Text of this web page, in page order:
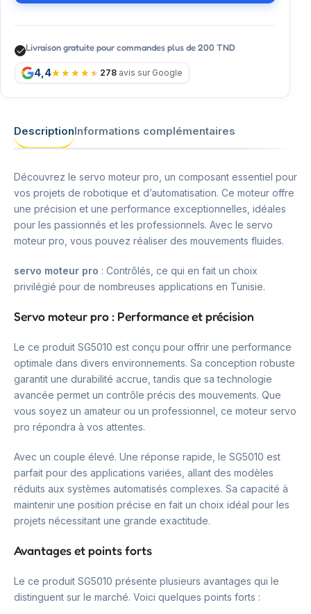
Livraison gratuite pour commandes plus de 200 TND
4,4 278 avis sur Google
DescriptionInformations complémentaires
Découvrez le servo moteur pro, un composant essentiel pour
vos projets de robotique et d’automatisation. Ce moteur offre
une précision et une performance exceptionnelles, idéales
pour les passionnés et les professionnels. Avec le servo
moteur pro, vous pouvez réaliser des mouvements fluides.
servo moteur pro : Contrôlés, ce qui en fait un choix
privilégié pour de nombreuses applications en Tunisie.
Servo moteur pro : Performance et précision
Le ce produit SG5010 est conçu pour offrir une performance
optimale dans divers environnements. Sa conception robuste
garantit une durabilité accrue, tandis que sa technologie
avancée permet un contrôle précis des mouvements. Que
vous soyez un amateur ou un professionnel, ce moteur servo
pro répondra à vos attentes.
Avec un couple élevé. Une réponse rapide, le SG5010 est
parfait pour des applications variées, allant des modèles
réduits aux systèmes automatisés complexes. Sa capacité à
maintenir une position précise en fait un choix idéal pour les
projets nécessitant une grande exactitude.
Avantages et points forts
Le ce produit SG5010 présente plusieurs avantages qui le
distinguent sur le marché. Voici quelques points forts :